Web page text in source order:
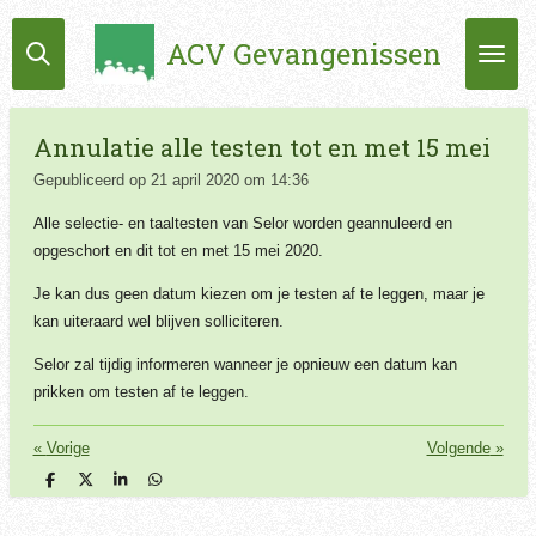
Ga
direct
de
hoofdinhoud
ACV Gevangenissen
Annulatie alle testen tot en met 15 mei
Gepubliceerd op 21 april 2020 om 14:36
Alle selectie- en taaltesten van Selor worden geannuleerd en
opgeschort en dit tot en met 15 mei 2020.
Je kan dus geen datum kiezen om je testen af te leggen, maar je
kan uiteraard wel blijven solliciteren.
Selor zal tijdig informeren wanneer je opnieuw een datum kan
prikken om testen af te leggen.
« Vorige Volgende»
D
e
D
e
S
h
D
e